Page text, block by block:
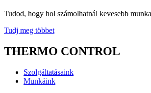
Tudod, hogy hol számolhatnál kevesebb
Tudj meg többet
THERMO CONTROL
Szolgáltatásaink
Munkáink